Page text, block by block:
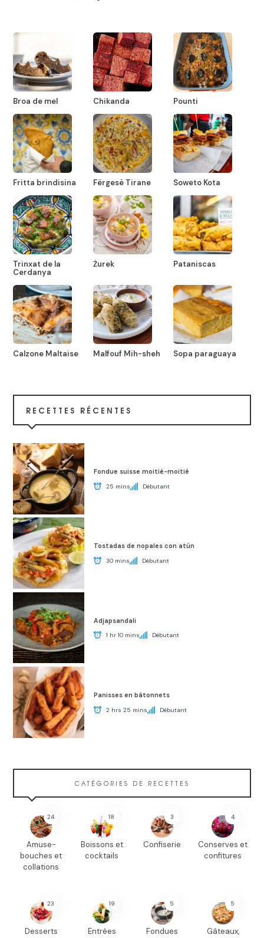
Broa de mel Chikanda Pounti
Fritta brindisina Fërgesë Tirane Soweto Kota
Trinxat de la
Cerdanya
Żurek Pataniscas
Calzone Maltaise Malfouf Mih-sheh Sopa paraguaya
RECETTES RÉCENTES
Fondue suisse moitié-moitié
25 mins Débutant
Tostadas de nopales con atún
30 mins Débutant
Adjapsandali
1 hr 10 mins Débutant
Panisses en bâtonnets
2 hrs 25 mins Débutant
CATÉGORIES DE RECETTES
24
Amuse-
bouches et
collations
18
Boissons et
cocktails
3
Confiserie
4
Conserves et
confitures
23
Desserts
19
Entrées
5
Fondues
5
Gâteaux,